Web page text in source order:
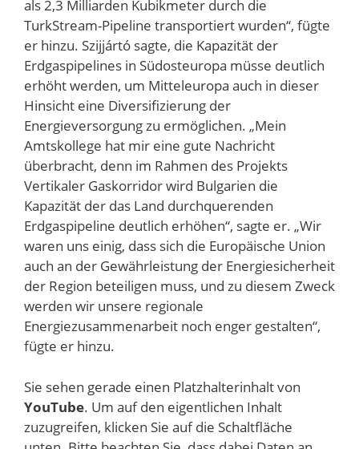
als 2,3 Milliarden Kubikmeter durch die
TurkStream-Pipeline transportiert wurden“, fügte
er hinzu. Szijjártó sagte, die Kapazität der
Erdgaspipelines in Südosteuropa müsse deutlich
erhöht werden, um Mitteleuropa auch in dieser
Hinsicht eine Diversifizierung der
Energieversorgung zu ermöglichen. „Mein
Amtskollege hat mir eine gute Nachricht
überbracht, denn im Rahmen des Projekts
Vertikaler Gaskorridor wird Bulgarien die
Kapazität der das Land durchquerenden
Erdgaspipeline deutlich erhöhen“, sagte er. „Wir
waren uns einig, dass sich die Europäische Union
auch an der Gewährleistung der Energiesicherheit
der Region beteiligen muss, und zu diesem Zweck
werden wir unsere regionale
Energiezusammenarbeit noch enger gestalten“,
fügte er hinzu.
Sie sehen gerade einen Platzhalterinhalt von
YouTube. Um auf den eigentlichen Inhalt
zuzugreifen, klicken Sie auf die Schaltfläche